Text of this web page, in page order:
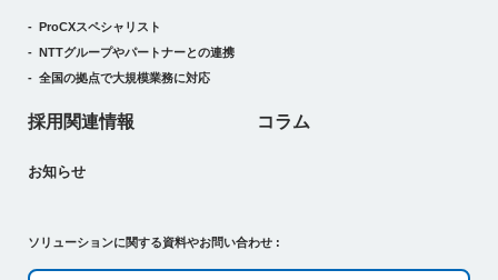
ProCXスペシャリスト
NTTグループやパートナーとの連携
全国の拠点で大規模業務に対応
採用関連情報 コラム
お知らせ
ソリューションに関する資料やお問い合わせ :